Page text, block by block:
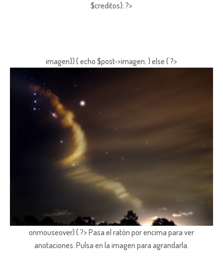
$creditos); ?>
imagen)) { echo $post->imagen; } else { ?>
onmouseover) { ?> Pasa el ratón por encima para ver
anotaciones. Pulsa en la imagen para agrandarla.